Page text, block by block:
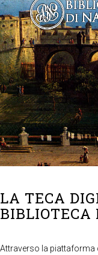
LA TECA
BIBLIOTECA
Attraverso la piattaforma